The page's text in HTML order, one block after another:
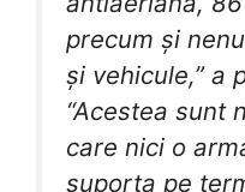
precum și
și vehicule,” a
“Acestea sunt
care nici o
suporta pe